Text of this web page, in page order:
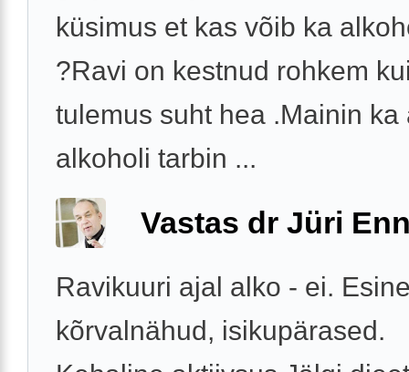
küsimus et kas võib ka
?Ravi on kestnud rohkem
tulemus suht hea .Mainin ka
alkoholi tarbin ...
Vastas dr Jüri
Ravikuuri ajal alko - ei.
kõrvalnähud, isikupärased.